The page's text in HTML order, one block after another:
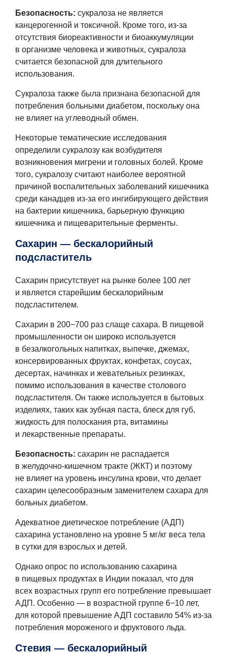
Безопасность: сукралоза не является
канцерогенной и токсичной. Кроме того, из-за
отсутствия биореактивности и биоаккумуляции
в организме человека и животных, сукралоза
считается безопасной для длительного
использования.
Сукралоза также была признана безопасной для
потребления больными диабетом, поскольку она
не влияет на углеводный обмен.
Некоторые тематические исследования
определили сукралозу как возбудителя
возникновения мигрени и головных болей. Кроме
того, сукралозу считают наиболее вероятной
причиной воспалительных заболеваний кишечника
среди канадцев из-за его ингибирующего действия
на бактерии кишечника, барьерную функцию
кишечника и пищеварительные ферменты.
Сахарин — бескалорийный
подсластитель
Сахарин присутствует на рынке более 100 лет
и является старейшим бескалорийным
подсластителем.
Сахарин в 200−700 раз слаще сахара. В пищевой
промышленности он широко используется
в безалкогольных напитках, выпечке, джемах,
консервированных фруктах, конфетах, соусах,
десертах, начинках и жевательных резинках,
помимо использования в качестве столового
подсластителя. Он также используется в бытовых
изделиях, таких как зубная паста, блеск для губ,
жидкость для полоскания рта, витамины
и лекарственные препараты.
Безопасность: сахарин не распадается
в желудочно-кишечном тракте (ЖКТ) и поэтому
не влияет на уровень инсулина крови, что делает
сахарин целесообразным заменителем сахара для
больных диабетом.
Адекватное диетическое потребление (АДП)
сахарина установлено на уровне 5 мг/кг веса тела
в сутки для взрослых и детей.
Однако опрос по использованию сахарина
в пищевых продуктах в Индии показал, что для
всех возрастных групп его потребление превышает
АДП. Особенно — в возрастной группе 6−10 лет,
для которой превышение АДП составило 54% из-за
потребления мороженого и фруктового льда.
Стевия — бескалорийный